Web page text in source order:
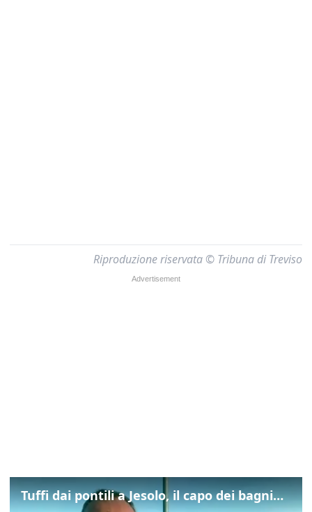
Riproduzione riservata © Tribuna di Treviso
Tuffi dai pontili a Jesolo, il capo dei bagnini: "L'impegno di tutti per evitare altre tragedie"